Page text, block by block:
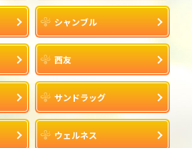
シャンブル
西友
サンドラッグ
ウェルネス